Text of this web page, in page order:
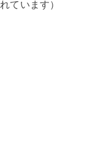
ています）